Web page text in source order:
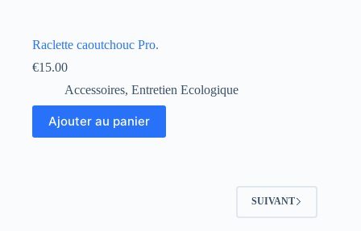
Raclette caoutchouc Pro.
€15.00
Accessoires, Entretien Ecologique
Ajouter au panier
SUIVANT